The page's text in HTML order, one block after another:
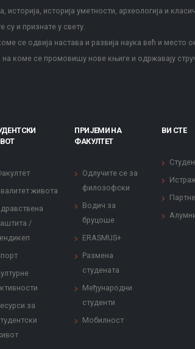
историја, историја уметности, археологија и
су и признате у свету.
се одвија настава и развија наука већ и место
коме се промовишу нове књиге и одржавају
живота
/
за
ПРИЈЕМИ НА
ФАКУЛТЕТ
Одлучите се за
филозофски
Водич за
бруцоше
ERASMUS+
Размена
студената
Међународни
студенти
Мобилност
ВИ СТЕ